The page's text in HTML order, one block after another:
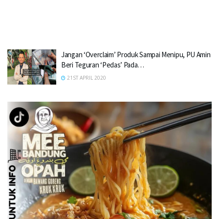
Jangan ‘Overclaim’ Produk Sampai Menipu, PU Amin
Beri Teguran ‘Pedas’ Pada…
21ST APRIL 2020